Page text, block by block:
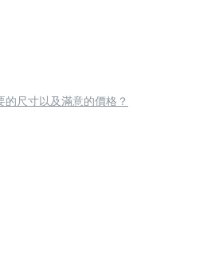
的尺寸以及滿意的價格？